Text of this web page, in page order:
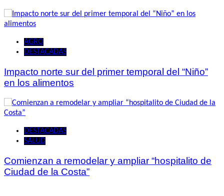
AGRO
DESTACADAS
Impacto norte sur del primer temporal del “Niño”
en los alimentos
DESTACADAS
SALUD
Comienzan a remodelar y ampliar “hospitalito de
Ciudad de la Costa”